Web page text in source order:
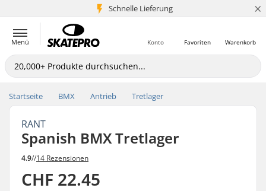
Schnelle Lieferung
5+ Mio. Kunden ×
Menü Warenkorb
Favoriten
Konto
Startseite BMX Antrieb Tretlager
RANT
Spanish BMX Tretlager
4.9//14 Rezensionen
CHF 22.45